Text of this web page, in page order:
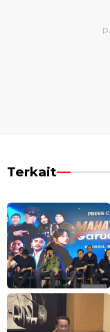
Terkait